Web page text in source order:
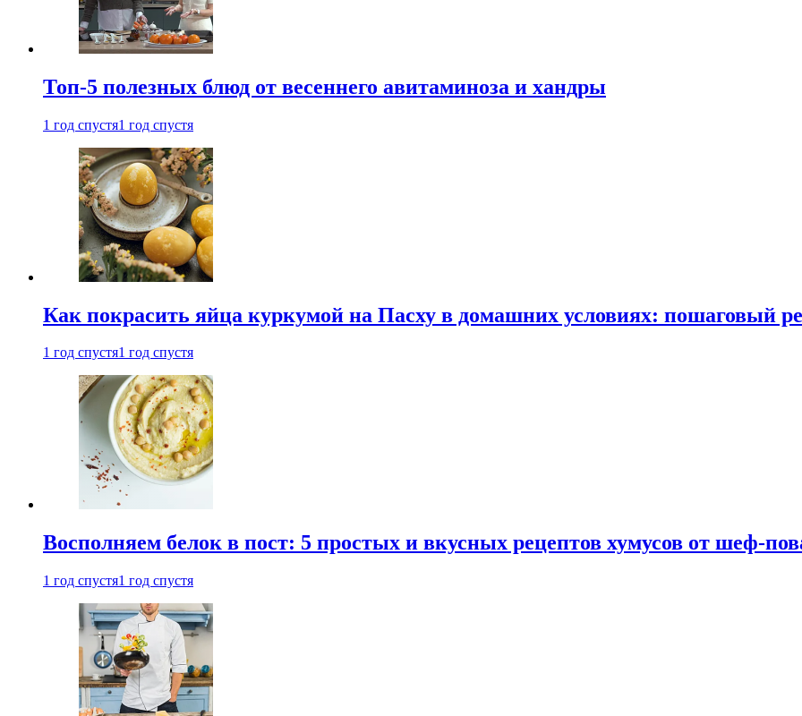
Топ-5 полезных блюд от весеннего авитаминоза и хандры
1 год спустя1 год спустя
Как покрасить яйца куркумой на Пасху в домашних условиях: пошаговый
1 год спустя1 год спустя
Восполняем белок в пост: 5 простых и вкусных рецептов хумусов от шеф-
1 год спустя1 год спустя